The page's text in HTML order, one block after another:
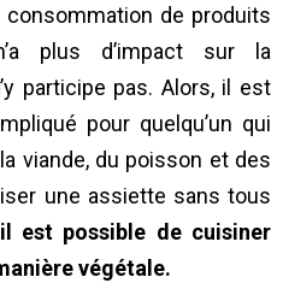
de produits
plus d’impact sur la
participe pas. Alors, il est
pour quelqu’un qui
viande, du poisson et des
une assiette sans tous
est possible de cuisiner
végétale.